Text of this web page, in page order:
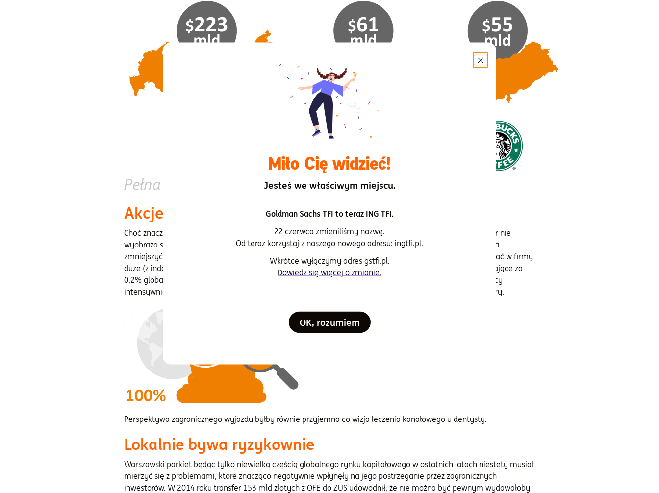
Akcje tylko z Polski
Choć znaczenie krajowego rynku akcji jest tak skromne to wszystkie statystyki pokazują, że polski inwestor nie
wyobraża sobie inwestowania za granicą. Zapewne wielu z nich słyszało o dywersyfikacji portfela, która ma
zmniejszyć ryzyko i zwiększyć zyski, jednak wybór swoich inwestycji ograniczają do decyzji ile zainwestować w firmy
duże (z indeksu WIG20), a ile w mniejsze. Zatem oglądamy z różnej perspektywy ziarnko piasku odpowiadające za
0,2% globalnej piaskownicy. Gdyby nasze zamiłowania inwestycyjne przenieść na grunt wakacyjny wszyscy
intensywnie zwiedzalibyśmy Warszawę, plażowali tylko nad Bałtykiem, a na narty jeździli wyłącznie w Tatry.
Perspektywa zagranicznego wyjazdu byłby równie przyjemna co wizja leczenia kanałowego u dentysty.
Lokalnie bywa ryzykownie
Warszawski parkiet będąc tylko niewielką częścią globalnego rynku kapitałowego w ostatnich latach niestety musiał
mierzyć się z problemami, które znacząco negatywnie wpłynęły na jego postrzeganie przez zagranicznych
inwestorów. W 2014 roku transfer 153 mld złotych z OFE do ZUS udowodnił, że nie można być pewnym wydawałoby
Miło Cię widzieć!
Jesteś we właściwym miejscu.
Goldman Sachs TFI to teraz ING TFI.
22 czerwca zmieniliśmy nazwę.
Od teraz korzystaj z naszego nowego adresu: ingtfi.pl.
Wkrótce wyłączymy adres gstfi.pl.
Dowiedz się więcej o zmianie.
OK, rozumiem